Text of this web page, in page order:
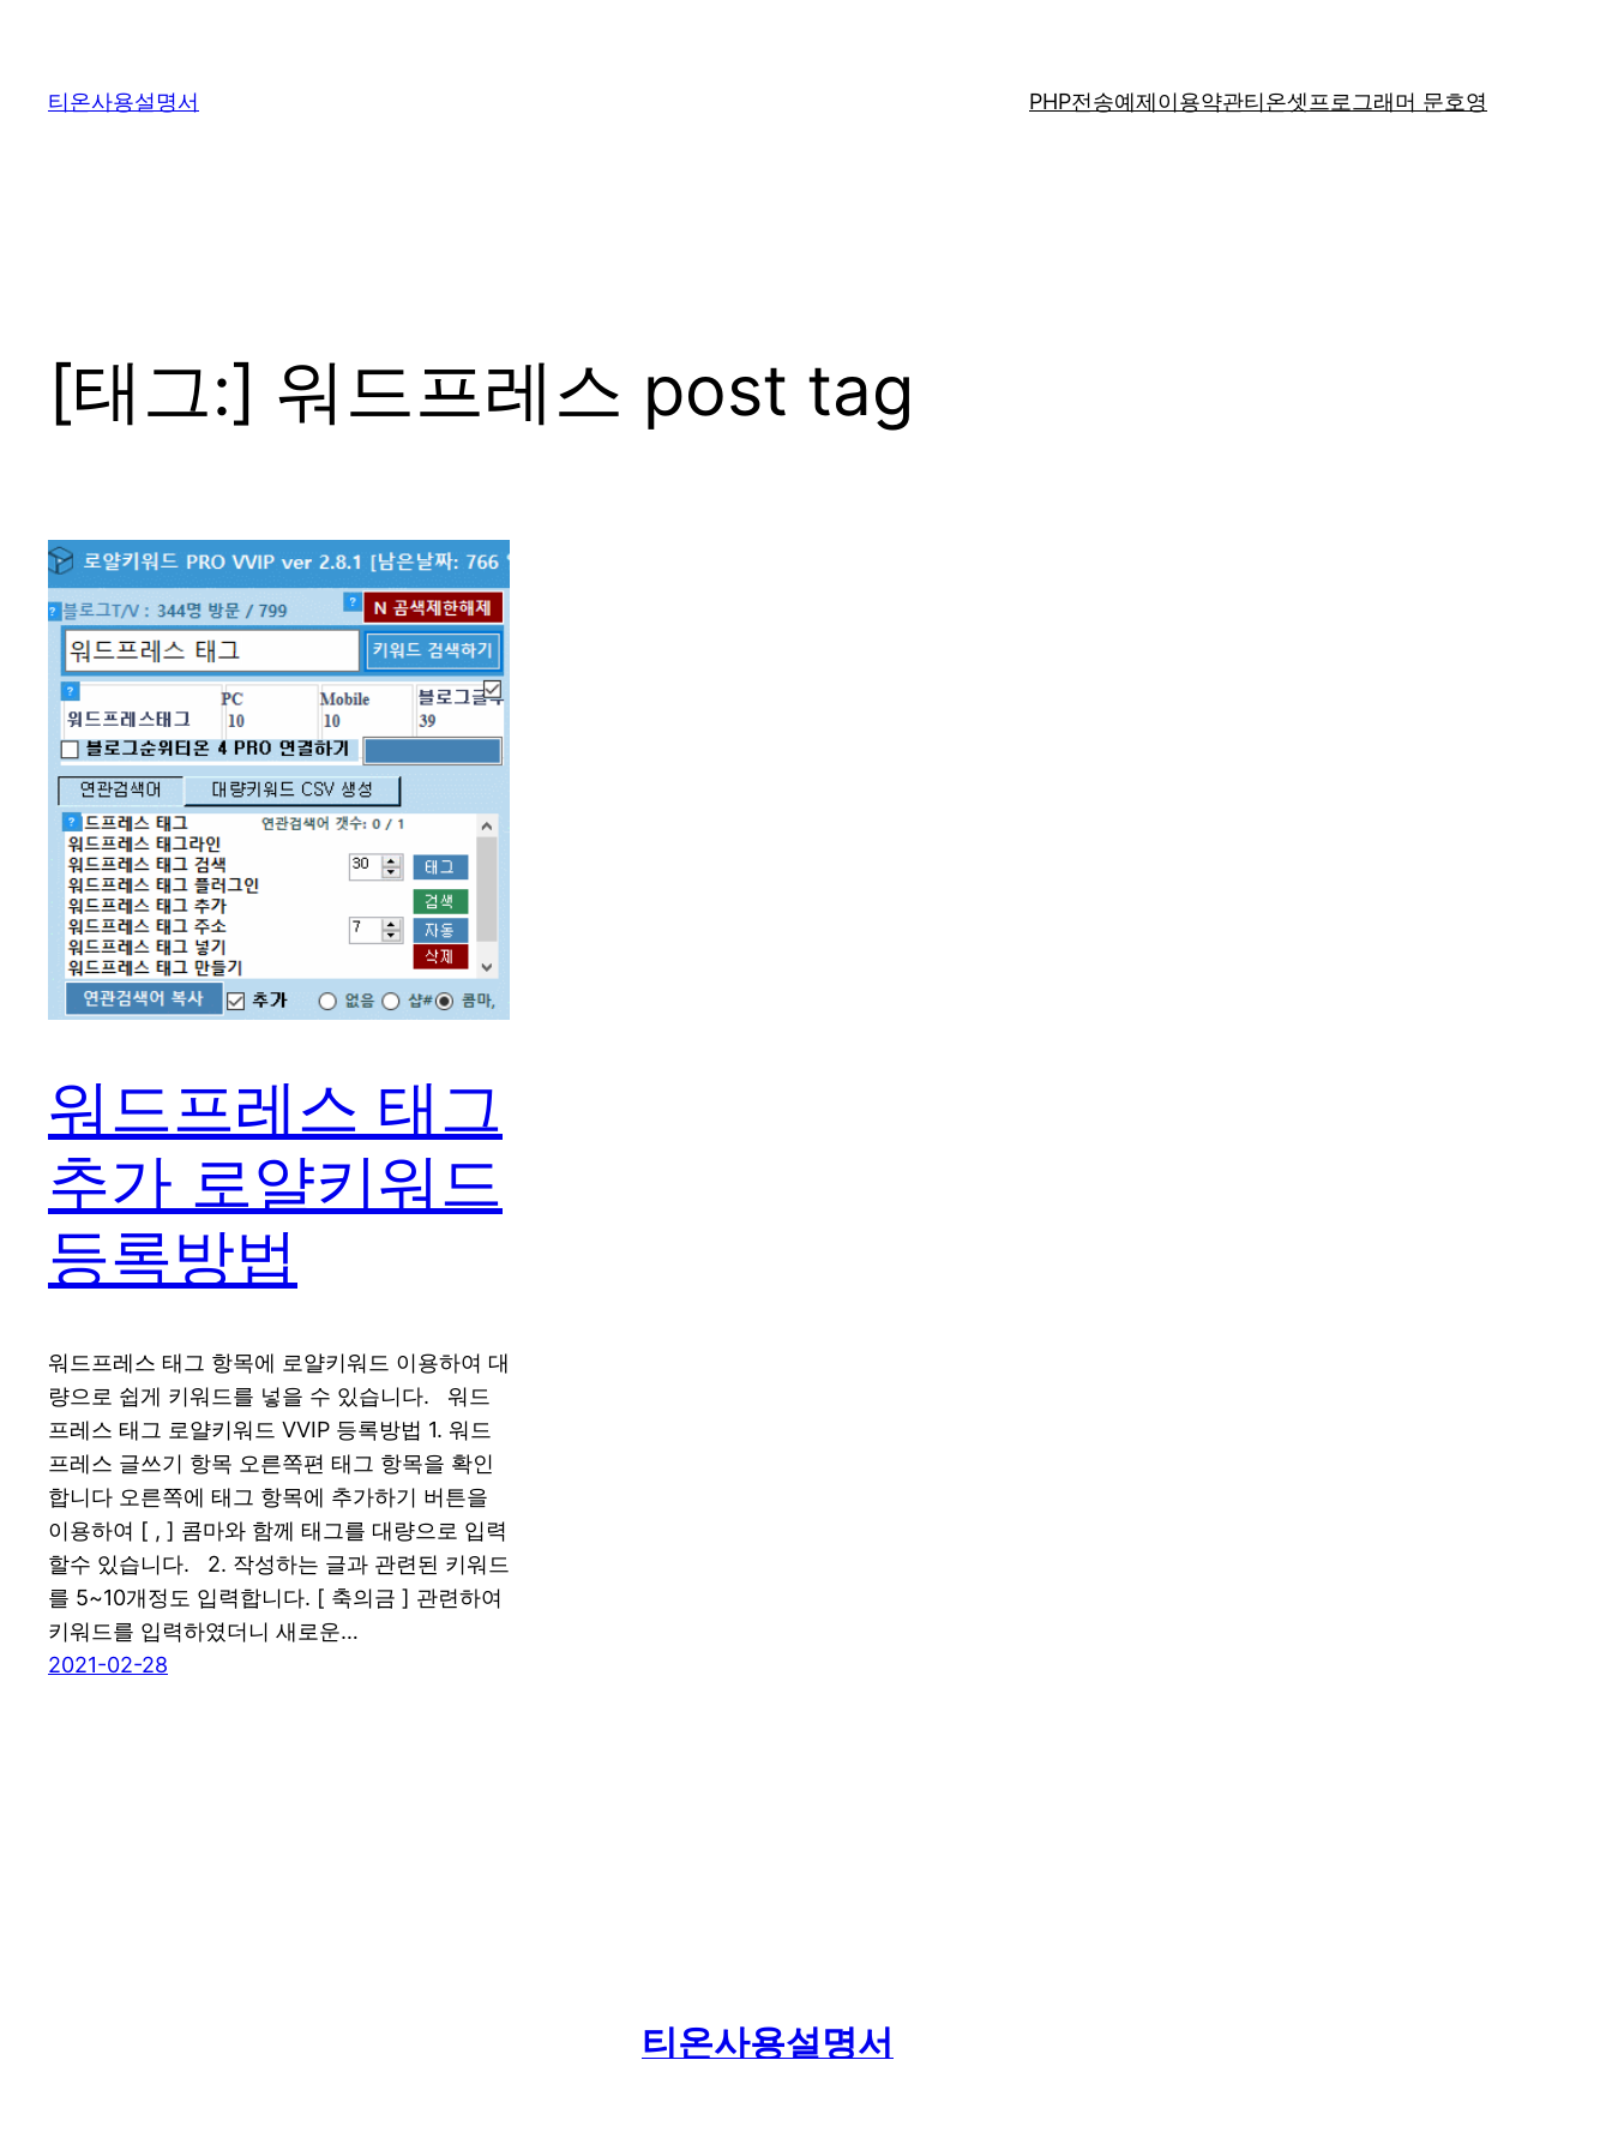
티온사용설명서 PHP전송예제이용약관티온셋프로그래머 문호영
[태그:] 워드프레스 post tag
워드프레스 태그
추가 로얄키워드
등록방법
워드프레스 태그 항목에 로얄키워드 이용하여 대
량으로 쉽게 키워드를 넣을 수 있습니다. 워드
프레스 태그 로얄키워드 VVIP 등록방법 1. 워드
프레스 글쓰기 항목 오른쪽편 태그 항목을 확인
합니다 오른쪽에 태그 항목에 추가하기 버튼을
이용하여 [ , ] 콤마와 함께 태그를 대량으로 입력
할수 있습니다. 2. 작성하는 글과 관련된 키워드
를 5~10개정도 입력합니다. [ 축의금 ] 관련하여
키워드를 입력하였더니 새로운…
2021-02-28
티온사용설명서